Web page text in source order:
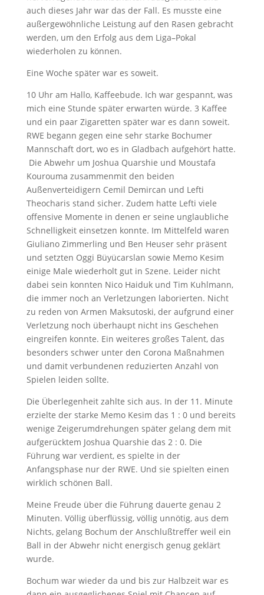
auch dieses Jahr war das der Fall. Es musste eine
außergewöhnliche Leistung auf den Rasen gebracht
werden, um den Erfolg aus dem Liga–Pokal
wiederholen zu können.
Eine Woche später war es soweit.
10 Uhr am Hallo, Kaffeebude. Ich war gespannt, was
mich eine Stunde später erwarten würde. 3 Kaffee
und ein paar Zigaretten später war es dann soweit.
RWE begann gegen eine sehr starke Bochumer
Mannschaft dort, wo es in Gladbach aufgehört hatte.
Die Abwehr um Joshua Quarshie und Moustafa
Kourouma zusammenmit den beiden
Außenverteidigern Cemil Demircan und Lefti
Theocharis stand sicher. Zudem hatte Lefti viele
offensive Momente in denen er seine unglaubliche
Schnelligkeit einsetzen konnte. Im Mittelfeld waren
Giuliano Zimmerling und Ben Heuser sehr präsent
und setzten Oggi Büyücarslan sowie Memo Kesim
einige Male wiederholt gut in Szene. Leider nicht
dabei sein konnten Nico Haiduk und Tim Kuhlmann,
die immer noch an Verletzungen laborierten. Nicht
zu reden von Armen Maksutoski, der aufgrund einer
Verletzung noch überhaupt nicht ins Geschehen
eingreifen konnte. Ein weiteres großes Talent, das
besonders schwer unter den Corona Maßnahmen
und damit verbundenen reduzierten Anzahl von
Spielen leiden sollte.
Die Überlegenheit zahlte sich aus. In der 11. Minute
erzielte der starke Memo Kesim das 1 : 0 und bereits
wenige Zeigerumdrehungen später gelang dem mit
aufgerücktem Joshua Quarshie das 2 : 0. Die
Führung war verdient, es spielte in der
Anfangsphase nur der RWE. Und sie spielten einen
wirklich schönen Ball.
Meine Freude über die Führung dauerte genau 2
Minuten. Völlig überflüssig, völlig unnötig, aus dem
Nichts, gelang Bochum der Anschlußtreffer weil ein
Ball in der Abwehr nicht energisch genug geklärt
wurde.
Bochum war wieder da und bis zur Halbzeit war es